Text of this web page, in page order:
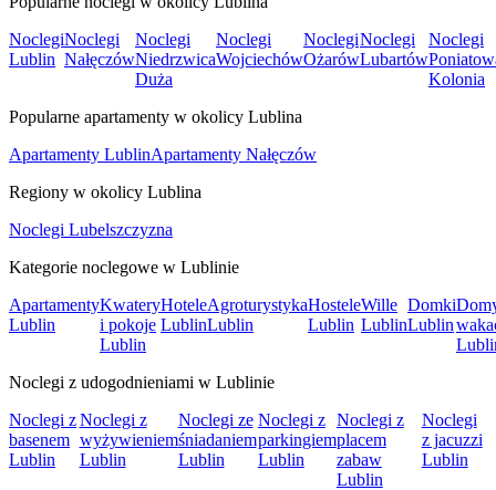
Noclegi
Lublin
Noclegi
Nałęczów
Noclegi
Niedrzwica
Duża
Noclegi
Wojciechów
Noclegi
Ożarów
Noclegi
Lubartów
Noclegi
Kolonia
Popularne apartamenty w okolicy Lublina
Apartamenty LublinApartamenty Nałęczów
Regiony w okolicy Lublina
Noclegi Lubelszczyzna
Kategorie noclegowe w Lublinie
Apartamenty
Lublin
Kwatery
i pokoje
Lublin
Hotele
Lublin
Agroturystyka
Lublin
Hostele
Lublin
Wille
Lublin
Domki
Lublin
Noclegi z udogodnieniami w Lublinie
Noclegi z
basenem
Lublin
Noclegi z
wyżywieniem
Lublin
Noclegi ze
śniadaniem
Lublin
Noclegi z
parkingiem
Lublin
Noclegi z
placem
zabaw
Lublin
Noclegi
z jacuzzi
Lublin